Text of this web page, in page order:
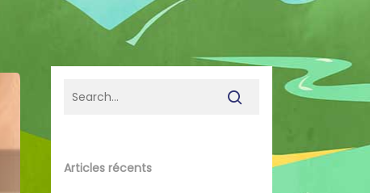
Articles récents